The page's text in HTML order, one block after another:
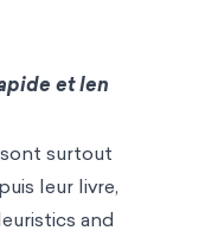
et len
surtout
leur livre,
and